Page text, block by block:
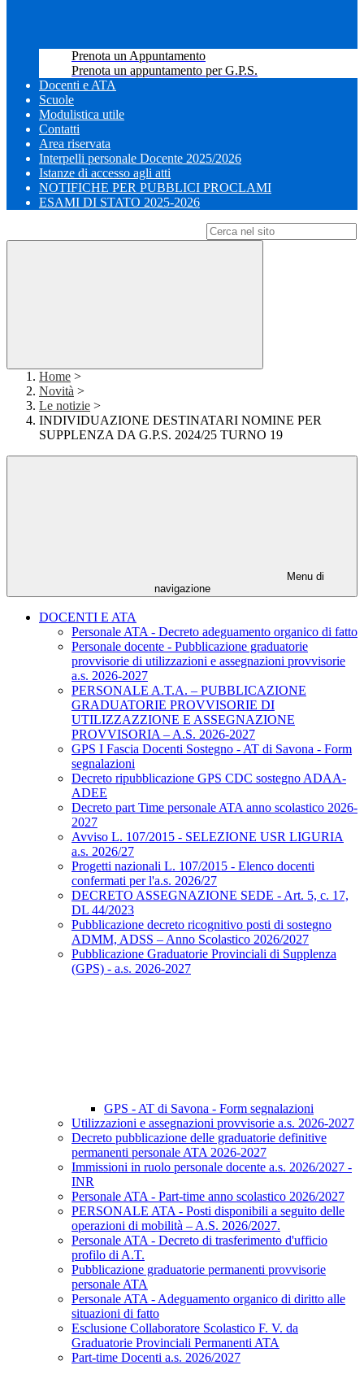
Prenota un Appuntamento
Prenota un appuntamento per G.P.S.
Docenti e ATA
Scuole
Modulistica utile
Contatti
Area riservata
Interpelli personale Docente 2025/2026
Istanze di accesso agli atti
NOTIFICHE PER PUBBLICI PROCLAMI
ESAMI DI STATO 2025-2026
Home >
Novità >
Le notizie >
INDIVIDUAZIONE DESTINATARI NOMINE PER
SUPPLENZA DA G.P.S. 2024/25 TURNO 19
Menu di
navigazione
DOCENTI E ATA
Personale ATA - Decreto adeguamento organico di fatto
Personale docente - Pubblicazione graduatorie
provvisorie di utilizzazioni e assegnazioni provvisorie
a.s. 2026-2027
PERSONALE A.T.A. – PUBBLICAZIONE
GRADUATORIE PROVVISORIE DI
UTILIZZAZZIONE E ASSEGNAZIONE
PROVVISORIA – A.S. 2026-2027
GPS I Fascia Docenti Sostegno - AT di Savona - Form
segnalazioni
Decreto ripubblicazione GPS CDC sostegno ADAA-
ADEE
Decreto part Time personale ATA anno scolastico 2026-
2027
Avviso L. 107/2015 - SELEZIONE USR LIGURIA
a.s. 2026/27
Progetti nazionali L. 107/2015 - Elenco docenti
confermati per l'a.s. 2026/27
DECRETO ASSEGNAZIONE SEDE - Art. 5, c. 17,
DL 44/2023
Pubblicazione decreto ricognitivo posti di sostegno
ADMM, ADSS – Anno Scolastico 2026/2027
Pubblicazione Graduatorie Provinciali di Supplenza
(GPS) - a.s. 2026-2027
GPS - AT di Savona - Form segnalazioni
Utilizzazioni e assegnazioni provvisorie a.s. 2026-2027
Decreto pubblicazione delle graduatorie definitive
permanenti personale ATA 2026-2027
Immissioni in ruolo personale docente a.s. 2026/2027 -
INR
Personale ATA - Part-time anno scolastico 2026/2027
PERSONALE ATA - Posti disponibili a seguito delle
operazioni di mobilità – A.S. 2026/2027.
Personale ATA - Decreto di trasferimento d'ufficio
profilo di A.T.
Pubblicazione graduatorie permanenti provvisorie
personale ATA
Personale ATA - Adeguamento organico di diritto alle
situazioni di fatto
Esclusione Collaboratore Scolastico F. V. da
Graduatorie Provinciali Permanenti ATA
Part-time Docenti a.s. 2026/2027